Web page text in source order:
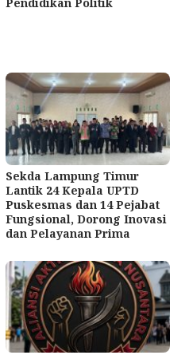
Sekda Lampung Timur
Lantik 24 Kepala UPTD
Puskesmas dan 14 Pejabat
Fungsional, Dorong Inovasi
dan Pelayanan Prima